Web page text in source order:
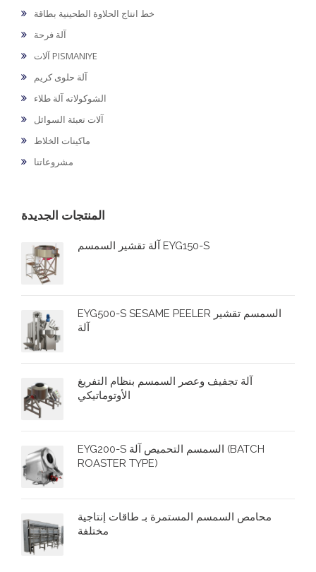
خط انتاج الحلاوة الطحينية بطاقة
آلة فرحة
آلات PISMANIYE
آلة حلوى كريم
الشوكولاته آلة طلاء
آلات تعبئة السوائل
ماكينات الخلاط
مشروعاتنا
المنتجات الجديدة
آلة تقشير السمسم EYG150-S
EYG500-S SESAME PEELER السمسم تقشير
آلة
آلة تجفيف وعصر السمسم بنظام التفريغ
الأوتوماتيكي
EYG200-S السمسم التحميص آلة (BATCH
ROASTER TYPE)
محامص السمسم المستمرة بـ طاقات إنتاجية
مختلفة